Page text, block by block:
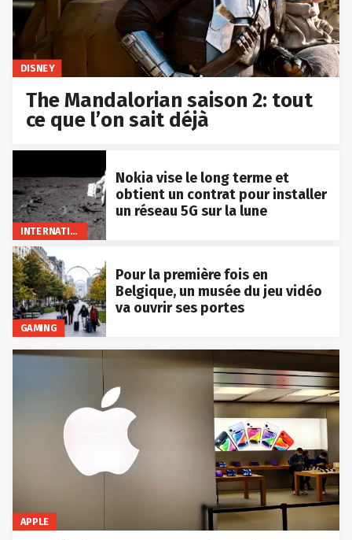
DISNEY
The Mandalorian saison 2: tout
ce que l’on sait déjà
INTERNATIONAL
Nokia vise le long terme et
obtient un contrat pour installer
un réseau 5G sur la lune
GAMING
Pour la première fois en
Belgique, un musée du jeu vidéo
va ouvrir ses portes
APPLE